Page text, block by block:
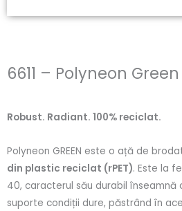
6611 – Polyneon Green
Robust. Radiant. 100% reciclat.
Polyneon GREEN este o ață de
din plastic reciclat (rPET). Este la
40, caracterul său durabil înseamnă
suporte condiții dure, păstrând în